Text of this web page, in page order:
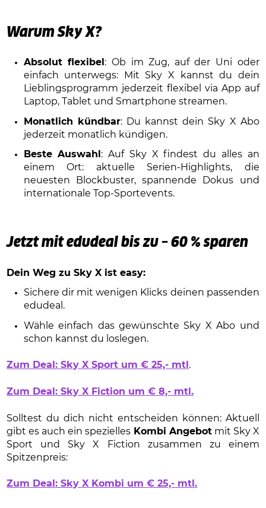
Warum Sky X?
Absolut flexibel : Ob im Zug, auf der Uni oder
einfach unterwegs: Mit Sky X kannst du dein
Lieblingsprogramm jederzeit flexibel via App auf
Laptop, Tablet und Smartphone streamen.
Monatlich kündbar: Du kannst dein Sky X Abo
jederzeit monatlich kündigen.
Beste Auswahl : Auf Sky X findest du alles an
einem Ort: aktuelle Serien-Highlights, die
neuesten Blockbuster, spannende Dokus und
internationale Top-Sportevents.
Jetzt mit edudeal bis zu – 60 % sparen
Dein Weg zu Sky X ist easy:
Sichere dir mit wenigen Klicks deinen passenden
edudeal.
Wähle einfach das gewünschte Sky X Abo und
schon kannst du loslegen.
Zum Deal: Sky X Sport um € 25,- mtl .
Zum Deal: Sky X Fiction um € 8,- mtl.
Solltest du dich nicht entscheiden können: Aktuell
gibt es auch ein spezielles Kombi Angebotmit Sky X
Sport und Sky X Fiction zusammen zu einem
Spitzenpreis:
Zum Deal: Sky X Kombi um € 25,- mtl.